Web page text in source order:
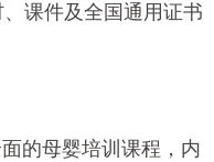
课件及全国通用证书
的母婴培训课程，内